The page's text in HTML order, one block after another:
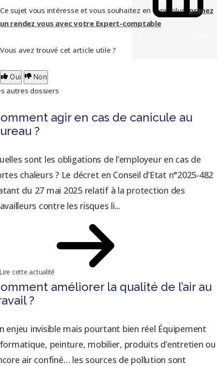
Ce sujet vous intéresse et vous souhaitez en avoir plus, prenez
un rendez vous avec votre Expert-comptable
Vous avez trouvé cet article utile ?
Oui Non
autres dossiers
agir en cas de canicule au
?
sont les obligations de l’employeur en cas de
chaleurs ? Le décret en Conseil d’Etat n°2025-482
du 27 mai 2025 relatif à la protection des
contre les risques li...
cette actualité
améliorer la qualité de l’air au
?
enjeu invisible mais pourtant bien réel Équipement
peinture, mobilier, produits d’entretien ou
air confiné… les sources de pollution sont